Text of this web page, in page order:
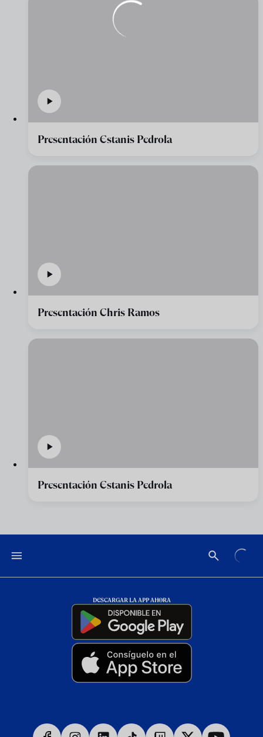
Presentación Estanis Pedrola
Presentación Chris Ramos
Presentación Estanis Pedrola
DESCARGAR LA APP AHORA